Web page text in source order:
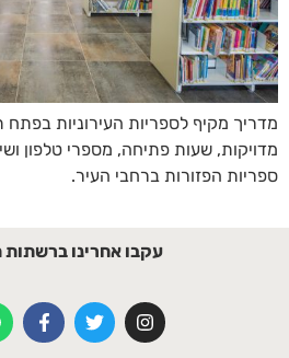
ספריות הפזורות ברחבי העיר.
עקבו אחרינו